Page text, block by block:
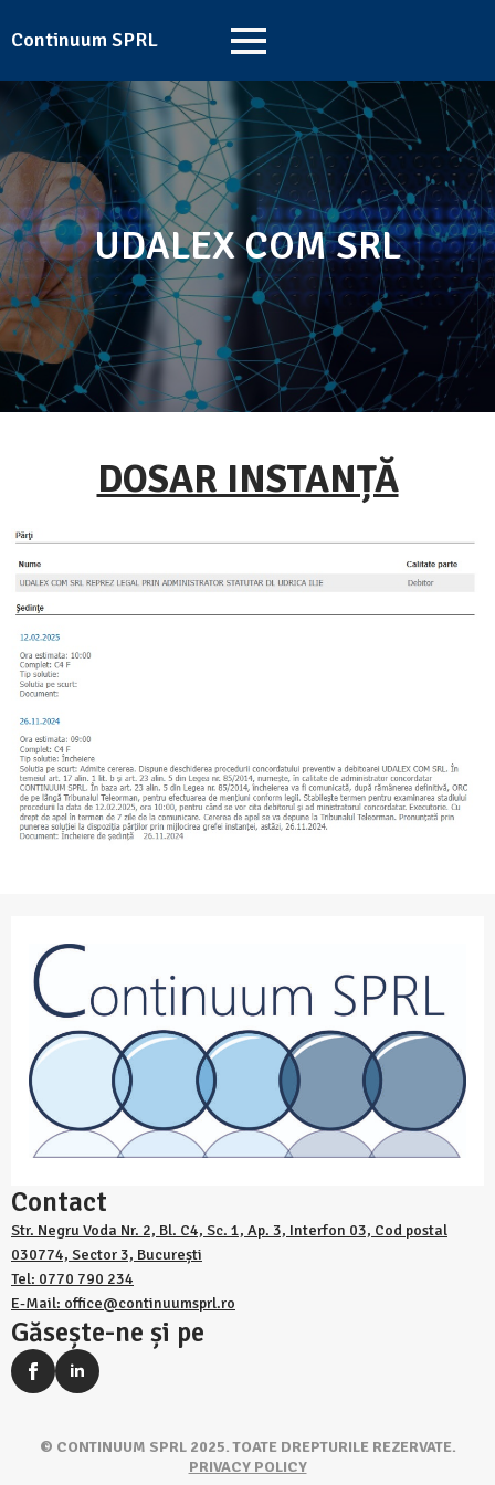
Continuum SPRL
UDALEX COM SRL
DOSAR INSTANȚĂ
Contact
Str. Negru Voda Nr. 2, Bl. C4, Sc. 1, Ap. 3, Interfon 03, Cod postal
030774, Sector 3, București
Tel: 0770 790 234
E-Mail: office@continuumsprl.ro
Găsește-ne și pe
© CONTINUUM SPRL 2025. TOATE DREPTURILE REZERVATE.
PRIVACY POLICY